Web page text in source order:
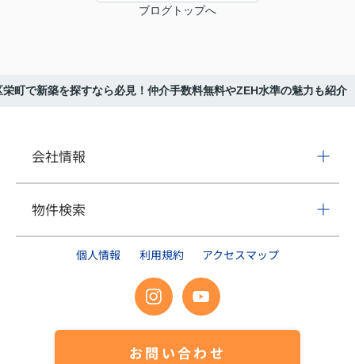
ブログトップへ
町で新築を探すなら必見！仲介手数料無料やZEH水準の魅力も紹介
会社情報
物件検索
個人情報 利用規約 アクセスマップ
お問い合わせ